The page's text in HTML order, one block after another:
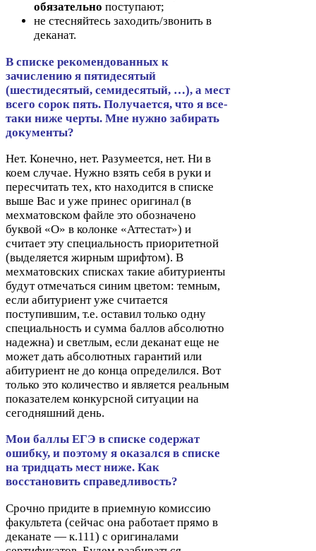
обязательно поступают;
не стесняйтесь заходить/​звонить в
деканат.
В списке рекомендованных к
зачислению я пятидесятый
(шестидесятый, семидесятый, …), а мест
всего сорок пять. Получается, что я все-​
таки ниже черты. Мне нужно забирать
документы?
Нет. Конечно, нет. Разумеется, нет. Ни в
коем случае. Нужно взять себя в руки и
пересчитать тех, кто находится в списке
выше Вас и уже принес оригинал (в
мехматовском файле это обозначено
буквой «О» в колонке «Аттестат») и
считает эту специальность приоритетной
(выделяется жирным шрифтом). В
мехматовских списках такие абитуриенты
будут отмечаться синим цветом: темным,
если абитуриент уже считается
поступившим, т.е. оставил только одну
специальность и сумма баллов абсолютно
надежна) и светлым, если деканат еще не
может дать абсолютных гарантий или
абитуриент не до конца определился. Вот
только это количество и является реальным
показателем конкурсной ситуации на
сегодняшний день.
Мои баллы ЕГЭ в списке содержат
ошибку, и поэтому я оказался в списке
на тридцать мест ниже. Как
восстановить справедливость?
Срочно придите в приемную комиссию
факультета (сейчас она работает прямо в
деканате — к.111) с оригиналами